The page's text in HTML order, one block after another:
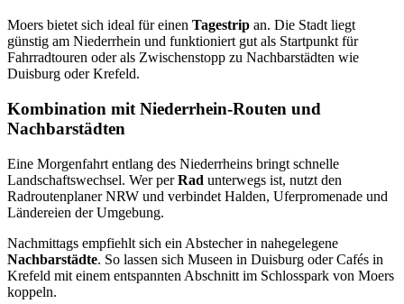
Moers bietet sich ideal für einen Tagestrip an. Die Stadt liegt
günstig am Niederrhein und funktioniert gut als Startpunkt für
Fahrradtouren oder als Zwischenstopp zu Nachbarstädten wie
Duisburg oder Krefeld.
Kombination mit Niederrhein-Routen und
Nachbarstädten
Eine Morgenfahrt entlang des Niederrheins bringt schnelle
Landschaftswechsel. Wer perRad unterwegs ist, nutzt den
Radroutenplaner NRW und verbindet Halden, Uferpromenade und
Ländereien der Umgebung.
Nachmittags empfiehlt sich ein Abstecher in nahegelegene
Nachbarstädte. So lassen sich Museen in Duisburg oder Cafés in
Krefeld mit einem entspannten Abschnitt im Schlosspark von Moers
koppeln.